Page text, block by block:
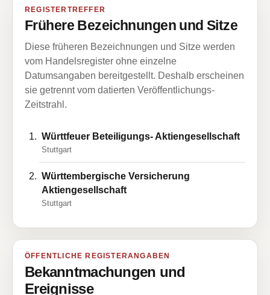
REGISTERTREFFER
Frühere Bezeichnungen und Sitze
Diese früheren Bezeichnungen und Sitze werden
vom Handelsregister ohne einzelne
Datumsangaben bereitgestellt. Deshalb erscheinen
sie getrennt vom datierten Veröffentlichungs-
Zeitstrahl.
Württfeuer Beteiligungs- Aktiengesellschaft
Stuttgart
Württembergische Versicherung
Aktiengesellschaft
Stuttgart
ÖFFENTLICHE REGISTERANGABEN
Bekanntmachungen und
Ereignisse